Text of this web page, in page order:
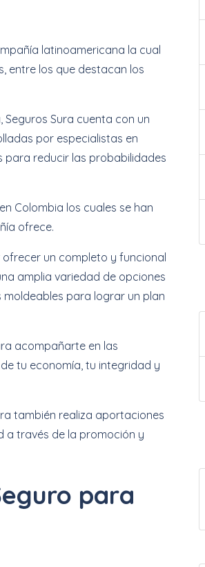
latinoamericana la cual
entre los que destacan los
Sura cuenta con un
por especialistas en
para reducir las probabilidades
Colombia los cuales se han
ofrece.
ofrecer un completo y funcional
amplia variedad de opciones
para lograr un plan
acompañarte en las
tu economía, tu integridad y
también realiza aportaciones
a través de la promoción y
para